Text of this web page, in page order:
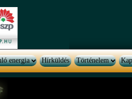
energia Hírküldés Történelem